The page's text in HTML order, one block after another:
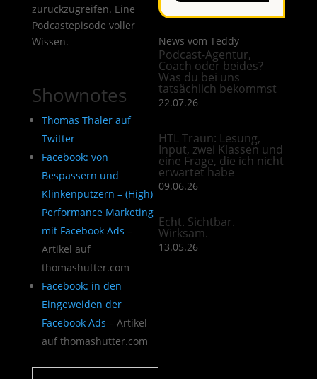
zurückzugreifen. Eine
Podcastepisode voller
Wissen.
Shownotes
Thomas Thaler auf
Twitter
Facebook: von
Bespassern und
Klinkenputzern – (High)
Performance Marketing
mit Facebook Ads –
Artikel auf
thomashutter.com
Facebook: in den
Eingeweiden der
Facebook Ads – Artikel
auf thomashutter.com
News vom Teddy
Podcast-Agentur,
Coach oder beides?
Was du bei uns
tatsächlich bekommst
22.07.26
HTL Traun: Lesung,
Input, zwei Klassen und
eine Frage, die ich nicht
erwartet habe
09.06.26
Echt. Sichtbar.
Wirksam.
13.05.26